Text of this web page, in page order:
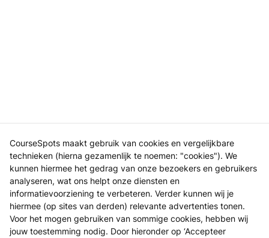
CourseSpots maakt gebruik van cookies en vergelijkbare
technieken (hierna gezamenlijk te noemen: "cookies"). We
kunnen hiermee het gedrag van onze bezoekers en gebruikers
analyseren, wat ons helpt onze diensten en
informatievoorziening te verbeteren. Verder kunnen wij je
hiermee (op sites van derden) relevante advertenties tonen.
Voor het mogen gebruiken van sommige cookies, hebben wij
jouw toestemming nodig. Door hieronder op ‘Accepteer